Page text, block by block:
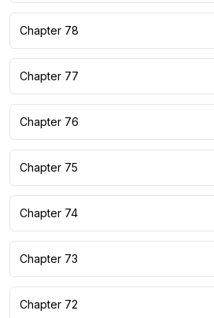
Chapter 78
Chapter 77
Chapter 76
Chapter 75
Chapter 74
Chapter 73
Chapter 72